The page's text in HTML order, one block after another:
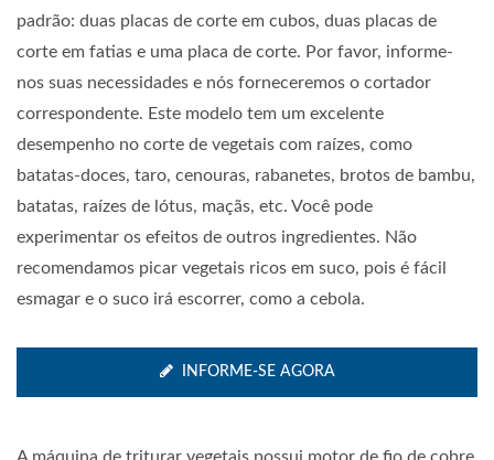
padrão: duas placas de corte em cubos, duas placas de
corte em fatias e uma placa de corte. Por favor, informe-
nos suas necessidades e nós forneceremos o cortador
correspondente. Este modelo tem um excelente
desempenho no corte de vegetais com raízes, como
batatas-doces, taro, cenouras, rabanetes, brotos de bambu,
batatas, raízes de lótus, maçãs, etc. Você pode
experimentar os efeitos de outros ingredientes. Não
recomendamos picar vegetais ricos em suco, pois é fácil
esmagar e o suco irá escorrer, como a cebola.
INFORME-SE AGORA